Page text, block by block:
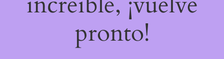
pronto!